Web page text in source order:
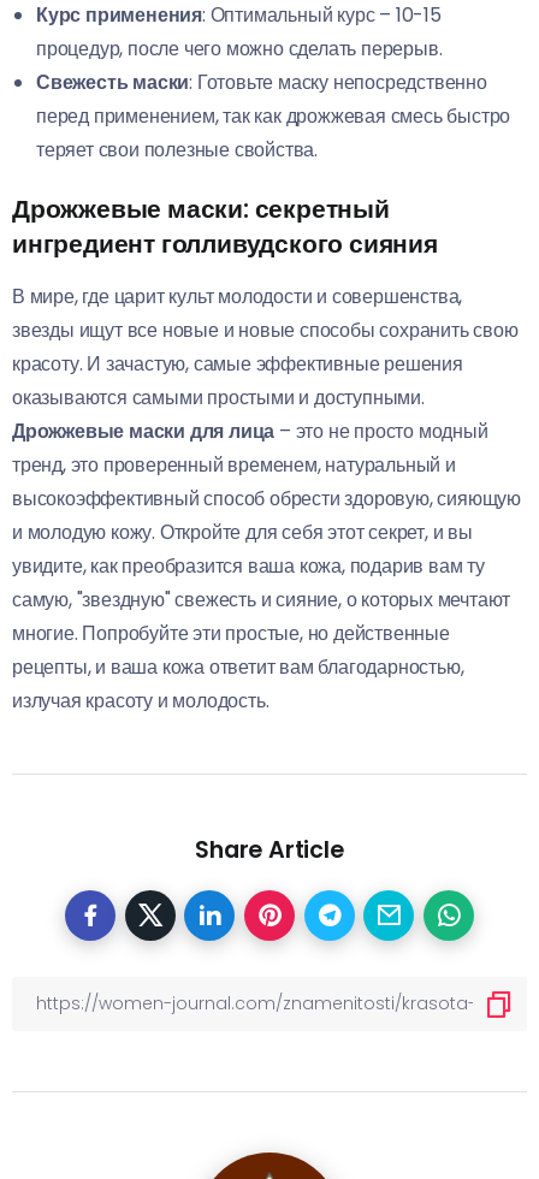
Курс применения: Оптимальный курс – 10-15
процедур, после чего можно сделать перерыв.
Свежесть маски: Готовьте маску непосредственно
перед применением, так как дрожжевая смесь быстро
теряет свои полезные свойства.
Дрожжевые маски: секретный
ингредиент голливудского сияния
В мире, где царит культ молодости и совершенства,
звезды ищут все новые и новые способы сохранить свою
красоту. И зачастую, самые эффективные решения
оказываются самыми простыми и доступными.
Дрожжевые маски для лица – это не просто модный
тренд, это проверенный временем, натуральный и
высокоэффективный способ обрести здоровую, сияющую
и молодую кожу. Откройте для себя этот секрет, и вы
увидите, как преобразится ваша кожа, подарив вам ту
самую, "звездную" свежесть и сияние, о которых мечтают
многие. Попробуйте эти простые, но действенные
рецепты, и ваша кожа ответит вам благодарностью,
излучая красоту и молодость.
Share Article